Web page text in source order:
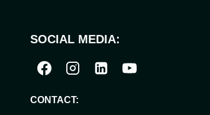
SOCIAL MEDIA:
CONTACT: